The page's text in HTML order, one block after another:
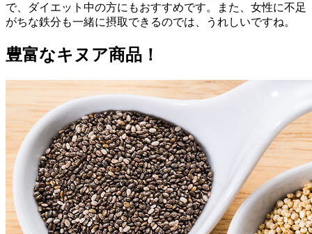
で、ダイエット中の方にもおすすめです。また、女性に不足
がちな鉄分も一緒に摂取できるのでは、うれしいですね。
豊富なキヌア商品！